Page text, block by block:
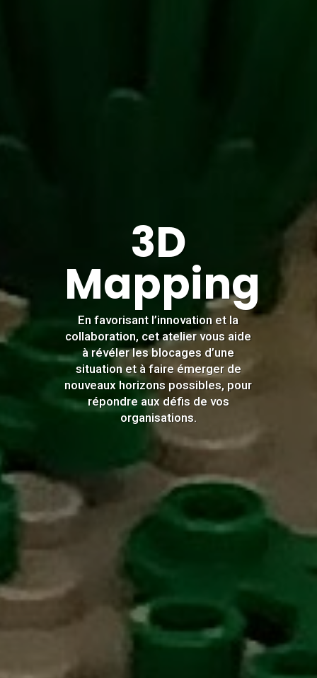
3D
Mapping
En favorisant l’innovation et la
collaboration, cet atelier vous aide
à révéler les blocages d’une
situation et à faire émerger de
nouveaux horizons possibles, pour
répondre aux défis de vos
organisations.